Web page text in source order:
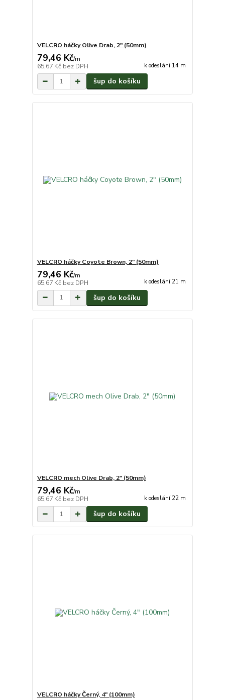
VELCRO háčky Olive Drab, 2" (50mm)
79,46 Kč/m
65,67 Kč bez DPH k odeslání 14 m
šup do košíku
VELCRO háčky Coyote Brown, 2" (50mm)
79,46 Kč/m
65,67 Kč bez DPH k odeslání 21 m
šup do košíku
VELCRO mech Olive Drab, 2" (50mm)
79,46 Kč/m
65,67 Kč bez DPH k odeslání 22 m
šup do košíku
VELCRO háčky Černý, 4" (100mm)